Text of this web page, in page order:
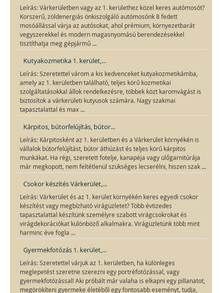
Leírás: Várkerületben vagy az 1. kerülethez közel keres autómosót?
Korszerű, zöldenergiás önkiszolgáló autómosónk 8 fedett
mosóállással várja az autósokat, ahol prémium, környezetbarát
vegyszerekkel és modern magasnyomású berendezésekkel
tisztíthatja meg gépjármű ...
Kutyakozmetika 1. kerület,...
Leírás: Szeretettel várom a kis kedvenceket kutyakozmetikámba,
amely az 1. kerületben található, teljes körű kozmetikai
szolgáltatásokkal állok rendelkezésre, többek közt karomvágást is
biztosítok a várkerületi kutyusok számára. Nagy szakmai
tapasztalattal és max ...
Kárpitos, bútorfelújítás, bútor...
Leírás: Kárpitosként az 1. kerületben és a Várkerület környékén is
vállalok bútorfelújítást, bútor áthúzást és teljes körű kárpitos
munkákat. Ha régi, szeretett fotelje, kanapéja vagy ülőgarnitúrája
már megkopott, nem feltétlenül szükséges lecserélni, hiszen szak ...
Csokor készítés Várkerület,...
Leírás: Várkerület és az 1. kerület környékén keres egyedi csokor
készítést vagy megbízható virágüzletet? Több évtizedes
tapasztalattal készítünk személyre szabott virágcsokrokat és
virágdekorációkat különböző alkalmakra. Virágüzletünk több mint
harminc éve fogla ...
Gyermekfotózás 1. kerület,...
Leírás: Szeretettel várjuk az 1. kerületben, ha különleges
meglepetést szeretne szerezni egy portréfotózással, vagy
gyermekfotózással! Aki próbált már valaha is elkapni egy pillanatot,
megörökíteni gyermeke életéből egy fontosabb eseményt, tudja,